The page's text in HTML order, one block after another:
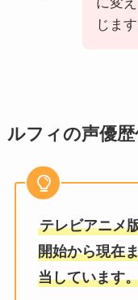
じます
ルフィの声優歴
テレビアニメ
開始から現在
当しています